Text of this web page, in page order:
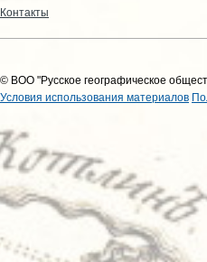
Контакты
© ВОО "Русское географическое
Условия использования материалов